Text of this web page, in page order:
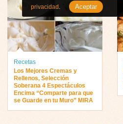
Recetas
Los Mejores Cremas y
Rellenos, Selección
Soberana 4 Espectáculos
Encima “Comparte para que
se Guarde en tu Muro” MIRA
privacidad . Aceptar